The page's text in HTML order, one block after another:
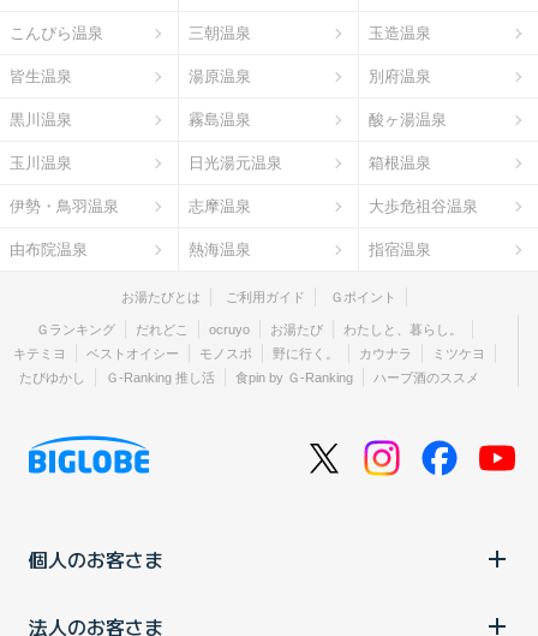
こんぴら温泉 三朝温泉 玉造温泉
皆生温泉 湯原温泉 別府温泉
黒川温泉 霧島温泉 酸ヶ湯温泉
玉川温泉 日光湯元温泉 箱根温泉
伊勢・鳥羽温泉 志摩温泉 大歩危祖谷温泉
由布院温泉 熱海温泉 指宿温泉
お湯たびとは ご利用ガイド Ｇポイント
Ｇランキング だれどこ ocruyo お湯たび
わたしと、暮らし。
キテミヨ
ベストオイシー モノスポ 野に行く。 カウナラ
ミツケヨ
たびゆかし
Ｇ-Ranking 推し活 食pin by Ｇ-Ranking ハーブ酒のススメ
個人のお客さま
法人のお客さま